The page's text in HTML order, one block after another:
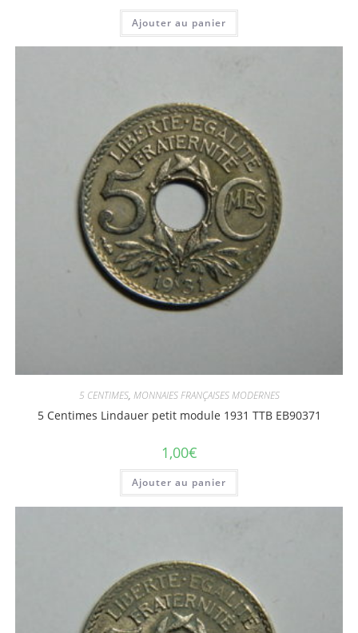
Ajouter au panier
5 CENTIMES, MONNAIES FRANÇAISES MODERNES
5 Centimes Lindauer petit module 1931 TTB EB90371
1,00€
Ajouter au panier